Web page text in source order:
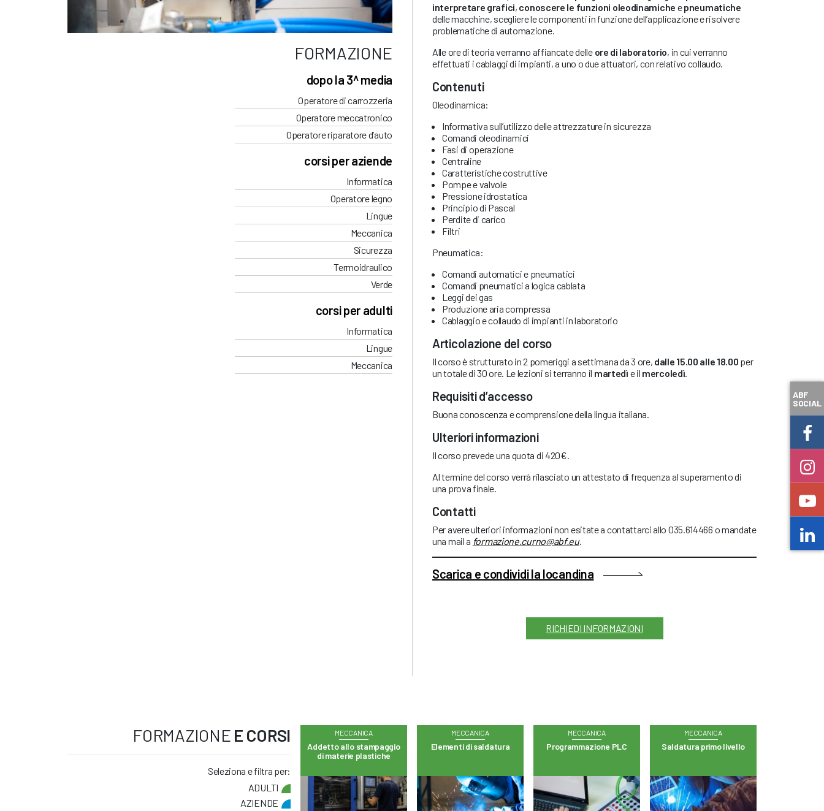
FORMAZIONE
dopo la 3^ media
Operatore di carrozzeria
Operatore meccatronico
Operatore riparatore d’auto
corsi per aziende
Informatica
Operatore legno
Lingue
Meccanica
Sicurezza
Termoidraulico
Verde
corsi per adulti
Informatica
Lingue
Meccanica
interpretare grafici, conoscere le funzioni oleodinamiche epneumatiche
delle macchine, scegliere le componenti in funzione dell’applicazione e risolvere
problematiche di automazione.
Alle ore di teoria verranno affiancate delle ore di laboratorio, in cui verranno
effettuati i cablaggi di impianti, a uno o due attuatori, con relativo collaudo.
Contenuti
Oleodinamica:
Informativa sull’utilizzo delle attrezzature in sicurezza
Comandi oleodinamici
Fasi di operazione
Centraline
Caratteristiche costruttive
Pompe e valvole
Pressione idrostatica
Principio di Pascal
Perdite di carico
Filtri
Pneumatica:
Comandi automatici e pneumatici
Comandi pneumatici a logica cablata
Leggi dei gas
Produzione aria compressa
Cablaggio e collaudo di impianti in laboratorio
Articolazione del corso
Il corso è strutturato in 2 pomeriggi a settimana da 3 ore, dalle 15.00 alle 18.00 per
un totale di 30 ore. Le lezioni si terranno il martedì e il mercoledì
Requisitid’accesso
Buona conoscenza e comprensione della lingua italiana.
Ulteriori informazioni
Il corso prevede una quota di 420€.
Al termine del corso verrà rilasciato un attestato di frequenza al superamento di
una prova finale.
Contatti
Per avere ulteriori informazioni non esitate a contattarci allo 035.614466 o mandate
una mail a formazione.curno@abf.eu.
Scarica e condividi la locandina
RICHIEDI INFORMAZIONI
FORMAZIONE E CORSI
Seleziona e filtra per:
ADULTI
AZIENDE
MECCANICA
Addetto allo stampaggio
di materie plastiche
MECCANICA
Elementi di saldatura
MECCANICA
Programmazione PLC
MECCANICA
Saldatura primo livello
ABF
SOCIAL